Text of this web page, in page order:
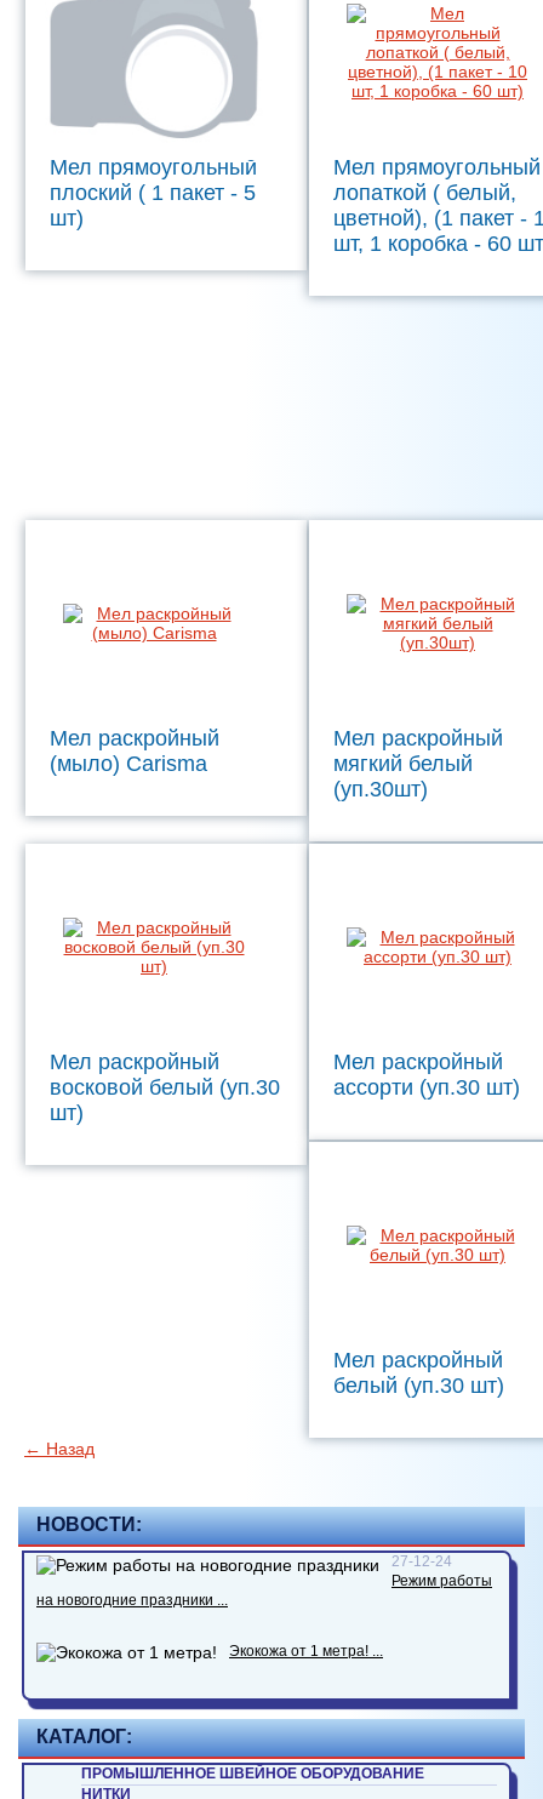
НОВОСТИ:
27-12-24
Режим работы
на новогодние праздники ...
Экокожа от 1 метра! ...
КАТАЛОГ:
ПРОМЫШЛЕННОЕ ШВЕЙНОЕ ОБОРУДОВАНИЕ
НИТКИ
Мел прямоугольный
плоский ( 1 пакет - 5
шт)
Мел прямоугольный
лопаткой ( белый,
цветной), (1 пакет -
шт, 1 коробка - 60
Мел раскройный
(мыло) Carisma
Мел раскройный
мягкий белый
(уп.30шт)
Мел раскройный
восковой белый (уп.30
шт)
Мел раскройный
ассорти (уп.30 шт)
Мел раскройный
белый (уп.30 шт)
← Назад